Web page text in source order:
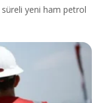
süreli yeni ham petrol